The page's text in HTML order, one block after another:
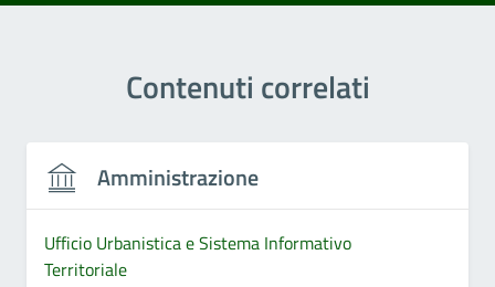
Contenuti correlati
Amministrazione
Ufficio Urbanistica e Sistema Informativo
Territoriale